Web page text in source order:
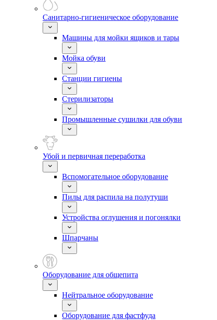
Санитарно-гигиеническое оборудование
Машины для мойки ящиков и тары
Мойка обуви
Станции гигиены
Стерилизаторы
Промышленные сушилки для обуви
Убой и первичная переработка
Вспомогательное оборудование
Пилы для распила на полутуши
Устройства оглушения и погонялки
Шпарчаны
Оборудование для общепита
Нейтральное оборудование
Оборудование для фастфуда